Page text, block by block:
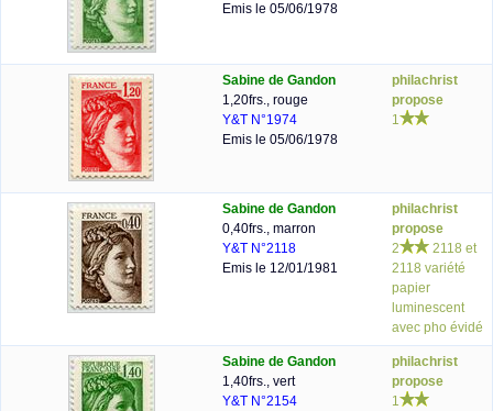
Emis le 05/06/1978
Sabine de Gandon
1,20frs., rouge
Y&T N°1974
Emis le 05/06/1978
philachrist
propose
1
Sabine de Gandon
0,40frs., marron
Y&T N°2118
Emis le 12/01/1981
philachrist
propose
2
2118 et
2118 variété
papier
luminescent
avec pho évidé
Sabine de Gandon
1,40frs., vert
Y&T N°2154
philachrist
propose
1